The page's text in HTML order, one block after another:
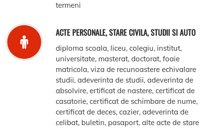
termeni
ACTE PERSONALE, STARE CIVILA, STUDII SI AUTO
diploma scoala, liceu, colegiu, institut,
universitate, masterat, doctorat, foaie
matricola, viza de recunoastere echivalare
studii, adeverinta de studii, adeverinta de
absolvire, ertificat de nastere, certificat de
casatorie, certificat de schimbare de nume,
certificat de deces, cazier, adeverinta de
celibat, buletin, pasaport, alte acte de stare